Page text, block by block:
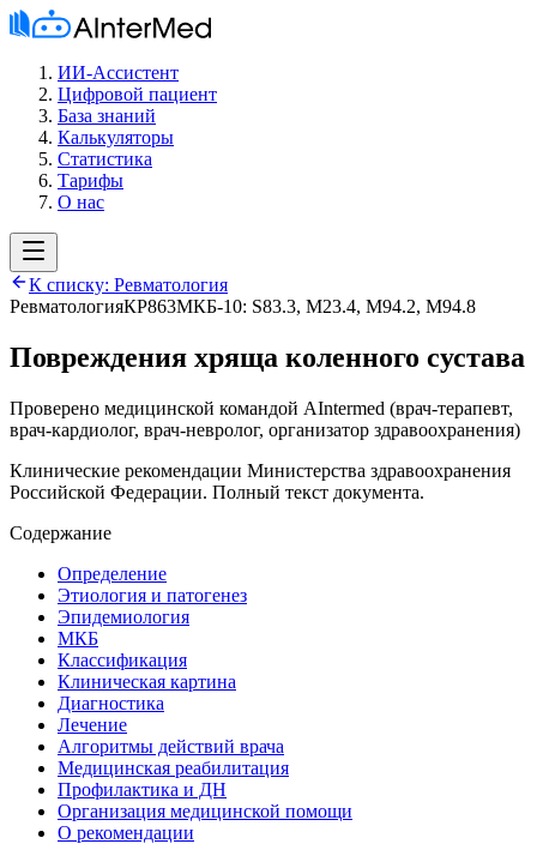
ИИ-Ассистент
Цифровой пациент
База знаний
Калькуляторы
Статистика
Тарифы
О нас
К списку: Ревматология
РевматологияКР863МКБ-10: S83.3, M23.4, M94.2, M94.8
Повреждения хряща коленного сустава
Проверено медицинской командой AIntermed (врач-терапевт,
врач-кардиолог, врач-невролог, организатор здравоохранения)
Клинические рекомендации Министерства здравоохранения
Российской Федерации. Полный текст документа.
Содержание
Определение
Этиология и патогенез
Эпидемиология
МКБ
Классификация
Клиническая картина
Диагностика
Лечение
Алгоритмы действий врача
Медицинская реабилитация
Профилактика и ДН
Организация медицинской помощи
О рекомендации